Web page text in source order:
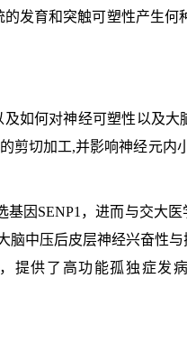
发育和突触可塑性产生
如何对神经可塑性以及大
剪切加工,并影响神经元内
基因 SENP1 ，进而与交大
脑中压后皮层神经兴奋性
提供了高功能孤独症发